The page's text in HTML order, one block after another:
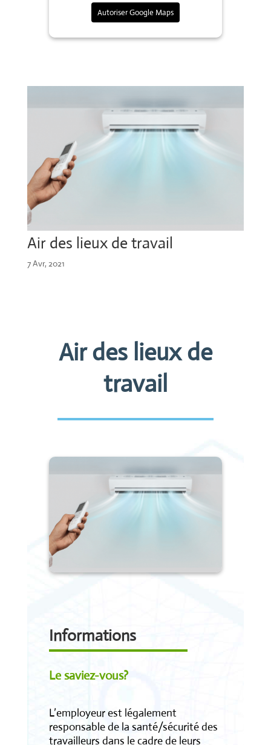
Autoriser Google Maps
Air des lieux de travail
7 Avr, 2021
Air des lieux de
travail
Informations
Le saviez-vous?
L’employeur est légalement
responsable de la santé/sécurité des
travailleurs dans le cadre de leurs